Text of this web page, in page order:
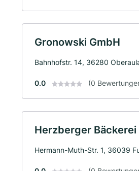
Gronowski GmbH
Bahnhofstr. 14, 36280
0.0 (0
Herzberger Bäckerei
Hermann-Muth-Str. 1, 36039